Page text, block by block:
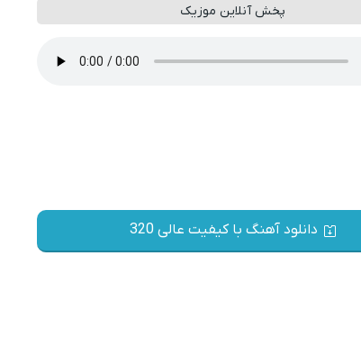
پخش آنلاین موزیک
دانلود آهنگ با کیفیت عالی 320